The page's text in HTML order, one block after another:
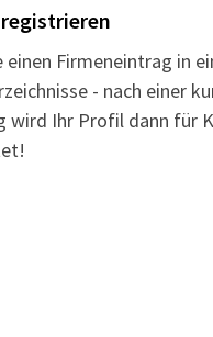
einen Firmeneintrag in
- nach einer
wird Ihr Profil dann für